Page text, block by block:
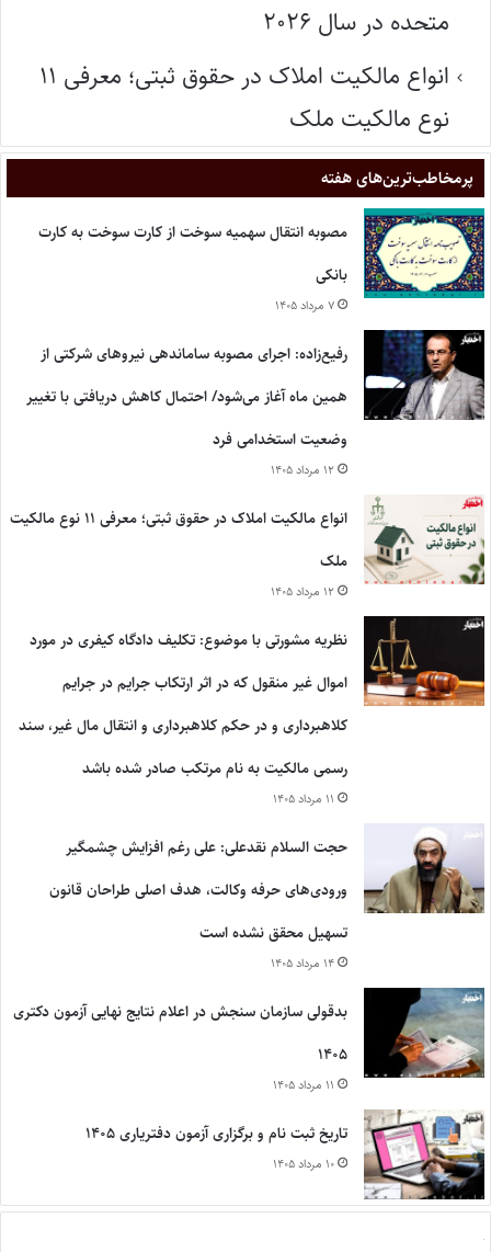
متحده در سال ۲۰۲۶
انواع مالکیت املاک در حقوق ثبتی؛ معرفی ۱۱
نوع مالکیت ملک
پر‌مخاطب‌ترین‌های هفته
مصوبه انتقال سهمیه سوخت از کارت سوخت به کارت
بانکی
۷ مرداد ۱۴۰۵
رفیع‌زاده: اجرای مصوبه ساماندهی نیروهای شرکتی از
همین ماه آغاز می‌شود/ احتمال کاهش دریافتی با تغییر
وضعیت استخدامی فرد
۱۲ مرداد ۱۴۰۵
انواع مالکیت املاک در حقوق ثبتی؛ معرفی ۱۱ نوع مالکیت
ملک
۱۲ مرداد ۱۴۰۵
نظریه مشورتی با موضوع: تکلیف دادگاه کیفری در مورد
اموال غیر منقول که در اثر ارتکاب جرایم در جرایم
کلاهبرداری و در حکم کلاهبرداری و انتقال مال غیر، سند
رسمی مالکیت به نام مرتکب صادر شده باشد
۱۱ مرداد ۱۴۰۵
حجت السلام نقدعلی: علی رغم افزایش چشمگیر
ورودی‌های حرفه وکالت، هدف اصلی طراحان قانون
تسهیل محقق نشده است
۱۴ مرداد ۱۴۰۵
بدقولی سازمان سنجش در اعلام نتایج نهایی آزمون دکتری
۱۴۰۵
۱۱ مرداد ۱۴۰۵
تاریخ ثبت نام و برگزاری آزمون دفتریاری ۱۴۰۵
۱۰ مرداد ۱۴۰۵